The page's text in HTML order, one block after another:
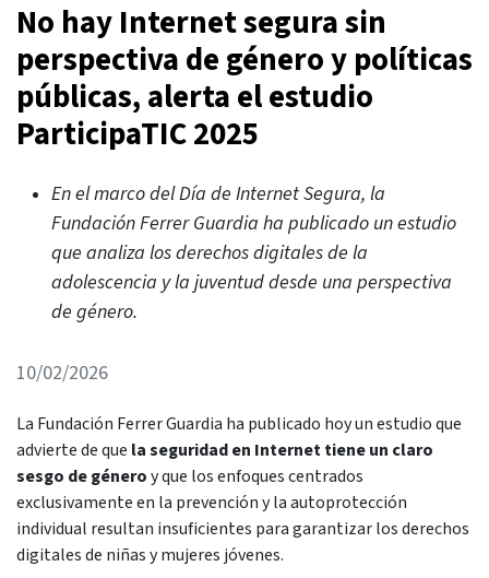
No hay Internet segura sin
perspectiva de género y políticas
públicas, alerta el estudio
ParticipaTIC 2025
En el marco del Día de Internet Segura, la
Fundación Ferrer Guardia ha publicado un estudio
que analiza los derechos digitales de la
adolescencia y la juventud desde una perspectiva
de género.
10/02/2026
La Fundación Ferrer Guardia ha publicado hoy un estudio que
advierte de que la seguridad en Internet tiene un claro
sesgo de géneroy que los enfoques centrados
exclusivamente en la prevención y la autoprotección
individual resultan insuficientes para garantizar los derechos
digitales de niñas y mujeres jóvenes.